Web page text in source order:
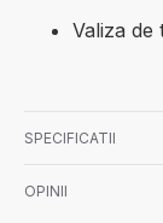
Valiza
SPECIFICATII
OPINII